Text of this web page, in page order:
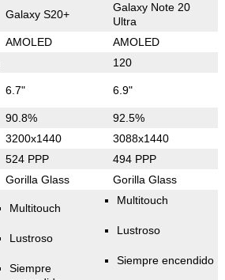
Galaxy S20+
Galaxy Note 20
Ultra
AMOLED AMOLED
120
6.7" 6.9"
90.8% 92.5%
3200x1440 3088x1440
524 PPP 494 PPP
Gorilla Glass Gorilla Glass
Multitouch
Lustroso
Siempre
Multitouch
Lustroso
Siempre encendido